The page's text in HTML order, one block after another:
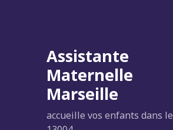
Assistante
Maternelle
Marseille
accueille vos enfants dans le